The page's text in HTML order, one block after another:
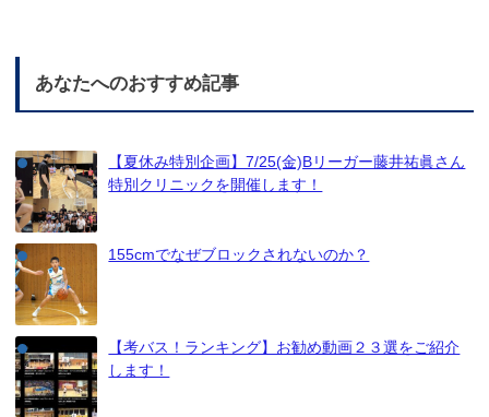
あなたへのおすすめ記事
【夏休み特別企画】7/25(金)Bリーガー藤井祐眞さん
特別クリニックを開催します！
155cmでなぜブロックされないのか？
【考バス！ランキング】お勧め動画２３選をご紹介
します！